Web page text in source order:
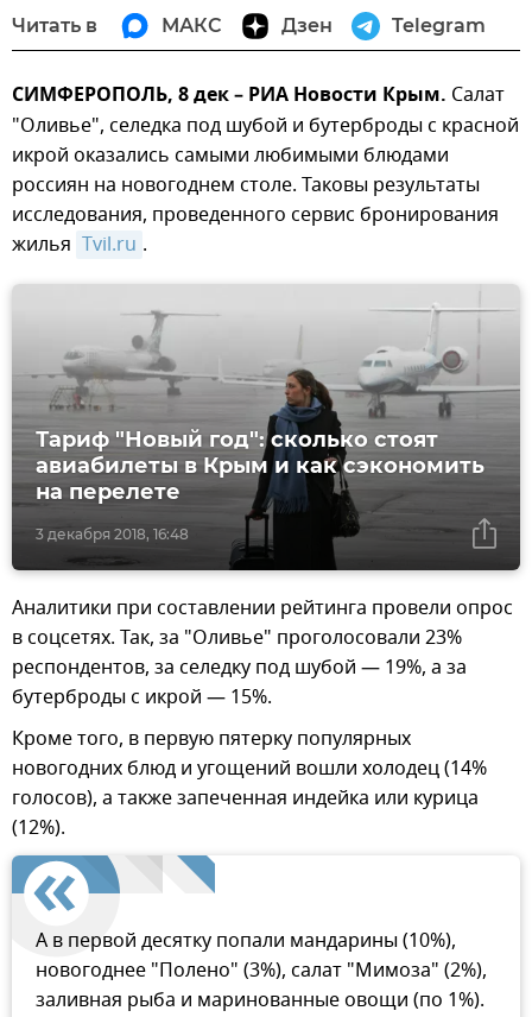
Читать в МАКС Дзен Telegram
СИМФЕРОПОЛЬ, 8 дек – РИА Новости Крым. Салат
"Оливье", селедка под шубой и бутерброды с красной
икрой оказались самыми любимыми блюдами
россиян на новогоднем столе. Таковы результаты
исследования, проведенного сервис бронирования
жилья Tvil.ru .
3 декабря 2018, 16:48
Тариф "Новый год": сколько стоят
авиабилеты в Крым и как сэкономить
на перелете
Аналитики при составлении рейтинга провели опрос
в соцсетях. Так, за "Оливье" проголосовали 23%
респондентов, за селедку под шубой — 19%, а за
бутерброды с икрой — 15%.
Кроме того, в первую пятерку популярных
новогодних блюд и угощений вошли холодец (14%
голосов), а также запеченная индейка или курица
(12%).
А в первой десятку попали мандарины (10%),
новогоднее "Полено" (3%), салат "Мимоза" (2%),
заливная рыба и маринованные овощи (по 1%).